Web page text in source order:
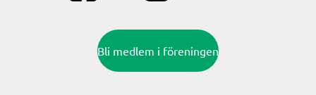
Bli medlem i föreningen